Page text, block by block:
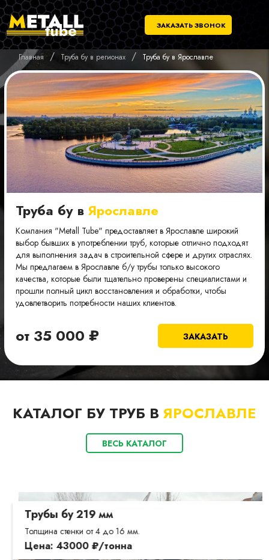
ЗАКАЗАТЬ ЗВОНОК
Главная / Труба бу в регионах / Труба бу в Ярославле
Труба бу вЯрославле
Компания "Metall Tube" предоставляет в Ярославле широкий
выбор бывших в употреблении труб, которые отлично подходят
для выполнения задач в строительной сфере и других отраслях.
Мы предлагаем в Ярославле б/у трубы только высокого
качества, которые были тщательно проверены специалистами и
прошли полный цикл восстановления и обработки, чтобы
удовлетворить потребности наших клиентов.
от 35 000 ₽ ЗАКАЗАТЬ
КАТАЛОГ БУ ТРУБ В ЯРОСЛАВЛЕ
ВЕСЬ КАТАЛОГ
Трубы бу 219 мм
Толщина стенки от 4 до 16 мм.
Цена: 43000 ₽/тонна